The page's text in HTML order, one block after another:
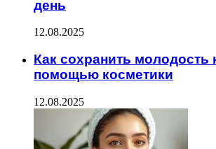
день
12.08.2025
Как сохранить молодость
помощью косметики
12.08.2025